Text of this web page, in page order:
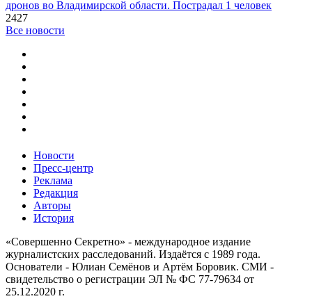
дронов во Владимирской области. Пострадал 1 человек
2427
Все новости
Новости
Пресс-центр
Реклама
Редакция
Авторы
История
«Совершенно Секретно» - международное издание
журналистских расследований. Издаётся с 1989 года.
Основатели - Юлиан Семёнов и Артём Боровик. CМИ -
свидетельство о регистрации ЭЛ № ФС 77-79634 от
25.12.2020 г.